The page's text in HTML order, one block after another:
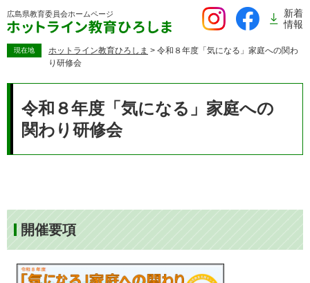
ー
広島県教育委員会ホームページ
新着
情報
現在地 ホットライン教育ひろしま > 令和８年度「気になる」家庭への関わ
り研修会
令和８年度「気になる」家庭への
関わり研修会
開催要項